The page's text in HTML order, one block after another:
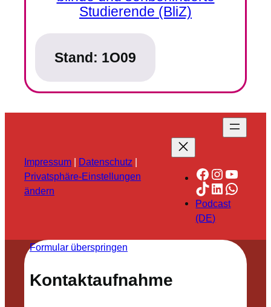
Studierende (BliZ)
Stand: 1O09
Impressum | Datenschutz |
Privatsphäre-Einstellungen
ändern
Facebook
TikTok
LinkedIn
Podcast
(DE)
Formular überspringen
Kontaktaufnahme